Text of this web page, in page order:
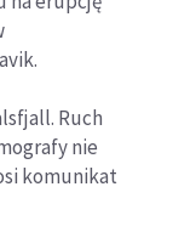
Ruch
nie
komunikat